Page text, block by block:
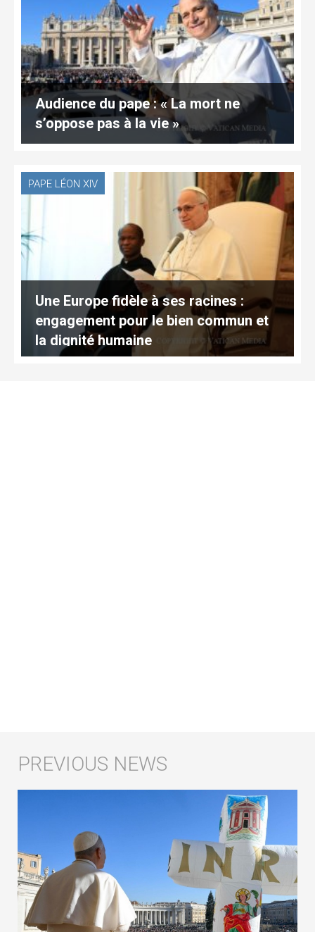
Audience du pape : « La mort ne
s’oppose pas à la vie »
PAPE LÉON XIV
Une Europe fidèle à ses racines :
engagement pour le bien commun et
la dignité humaine